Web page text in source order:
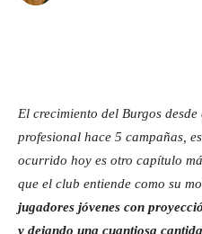
El crecimiento del Burgos
profesional hace 5 campañas,
ocurrido hoy es otro capítulo
que el club entiende como su
jugadores jóvenes con
y dejando una cuantiosa